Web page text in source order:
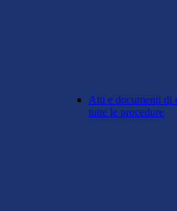
Atti e documenti di
tutte le procedure